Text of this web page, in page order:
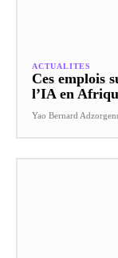
ACTUALITES
Ces emplois
l’IA en
Yao Bernard